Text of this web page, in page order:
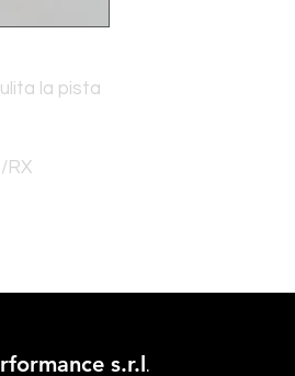
la pista
RX
ance s.r.l.